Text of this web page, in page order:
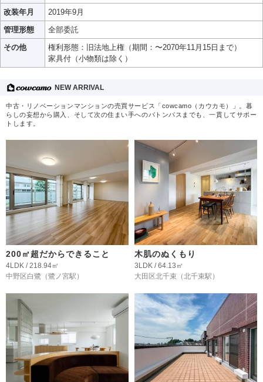
改装年月
2019年9月
管理形態
全部委託
その他
権利形態：旧法地上権（期間：〜2070年11月15日まで）
家具付（小物類は除く）
NEW ARRIVAL
中古・リノベーションマンションの売買サービス「cowcamo（カウカモ）」。暮
らしの妄想から購入、そして次の住まい手へのバトンパスまでも、一貫してサポー
トします。
200㎡超だからできること
4LDK / 218.94㎡
中野区白鷺 （鷺ノ宮駅）
木肌のぬくもり
3LDK / 64.13㎡
大田区北千束 （北千束駅）